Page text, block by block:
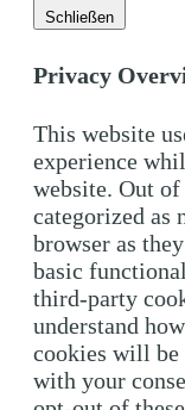
Schließen
Privacy
This website
experience
website. Out of
categorized as
browser as
basic
third-party
understand
cookies will be
with your